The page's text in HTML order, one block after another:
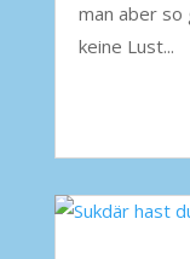
man aber so
keine Lust...